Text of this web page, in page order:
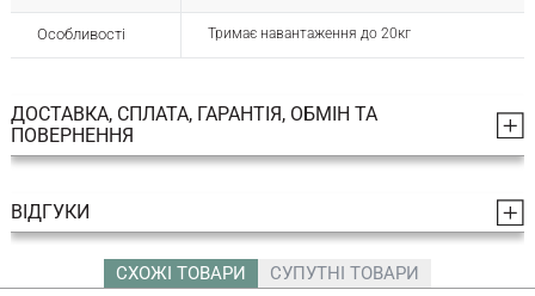
Особливості Тримає навантаження до 20кг
ДОСТАВКА, СПЛАТА, ГАРАНТІЯ, ОБМІН ТА
ПОВЕРНЕННЯ
ВІДГУКИ
СХОЖІ ТОВАРИ СУПУТНІ ТОВАРИ